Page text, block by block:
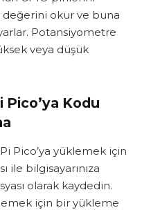
okur ve buna
Potansiyometre
veya düşük
Pico’ya Kodu
Pico’ya yüklemek için
ile bilgisayarınıza
olarak kaydedin.
için bir yükleme